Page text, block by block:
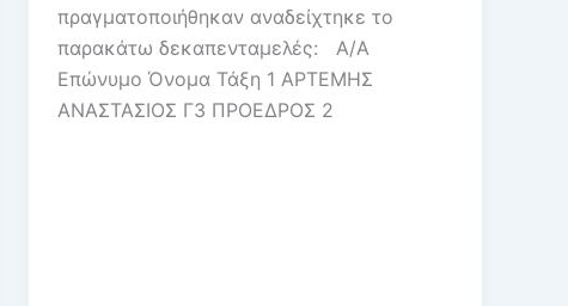
πραγματοποιήθηκαν αναδείχτηκε το
παρακάτω δεκαπενταμελές: Α/Α
Επώνυμο Όνομα Τάξη 1 ΑΡΤΕΜΗΣ
ΑΝΑΣΤΑΣΙΟΣ Γ3 ΠΡΟΕΔΡΟΣ 2